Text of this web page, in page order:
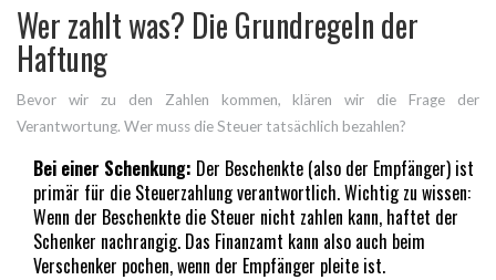
Wer zahlt was? Die Grundregeln der
Haftung
Bevor wir zu den Zahlen kommen, klären wir die Frage der
Verantwortung. Wer muss die Steuer tatsächlich bezahlen?
Bei einer Schenkung: Der Beschenkte (also der Empfänger) ist
primär für die Steuerzahlung verantwortlich. Wichtig zu wissen:
Wenn der Beschenkte die Steuer nicht zahlen kann, haftet der
Schenker nachrangig. Das Finanzamt kann also auch beim
Verschenker pochen, wenn der Empfänger pleite ist.